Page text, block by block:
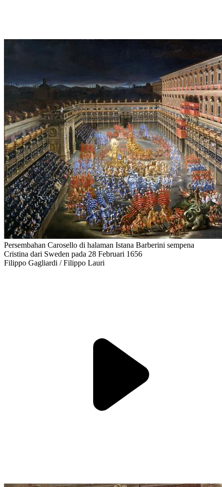
Persembahan Carosello di halaman Istana Barberini sempena
Cristina dari Sweden pada 28 Februari 1656
Filippo Gagliardi / Filippo Lauri